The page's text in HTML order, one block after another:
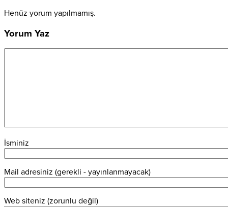
Henüz yorum yapılmamış.
Yorum Yaz
İsminiz
Mail adresiniz (gerekli - yayınlanmayacak)
Web siteniz (zorunlu değil)